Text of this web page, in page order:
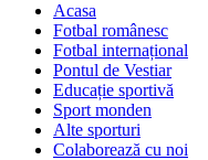
Acasa
Fotbal românesc
Fotbal internațional
Pontul de Vestiar
Educație sportivă
Sport monden
Alte sporturi
Colaborează cu noi